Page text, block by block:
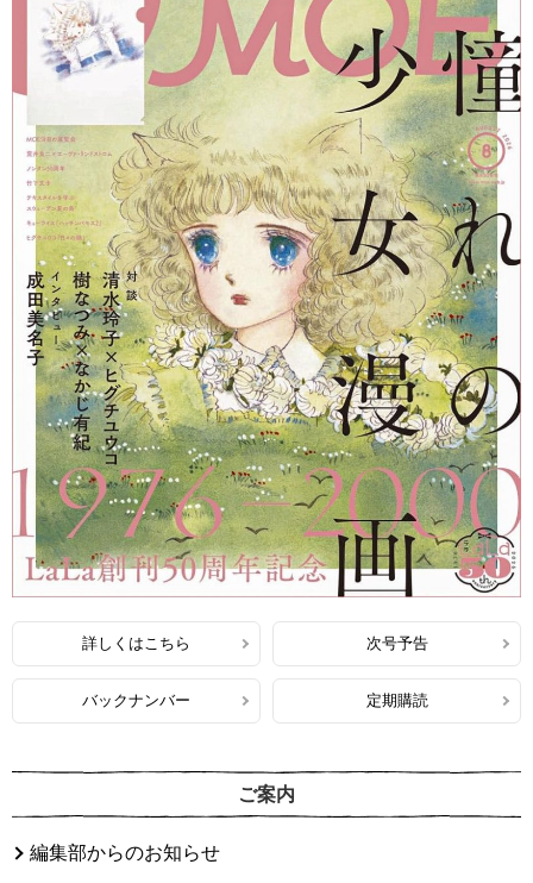
詳しくはこちら 次号予告
バックナンバー 定期購読
ご案内
編集部からのお知らせ